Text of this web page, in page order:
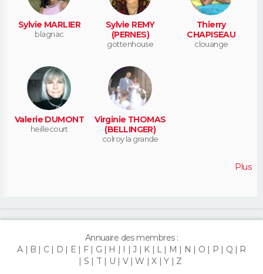
Sylvie MARLIER
blagnac
Sylvie REMY
(PERNES)
gottenhouse
Thierry
CHAPISEAU
clouange
Valerie DUMONT
heillecourt
Virginie THOMAS
(BELLINGER)
colroy la grande
Plus
Annuaire des membres :
A
B C D E F G H I J K L M N O P Q
R
S
T U V W X Y Z